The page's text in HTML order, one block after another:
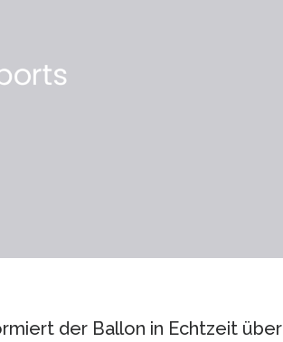
der Ballon in Echtzeit über